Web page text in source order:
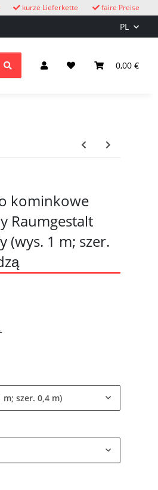
faire Preise
kurze Lieferkette
PL
0,00 €
z kukułką dzieci
kominkowe
Raumgestalt
(wys. 1 m; szer.
m; szer. 0,4 m)